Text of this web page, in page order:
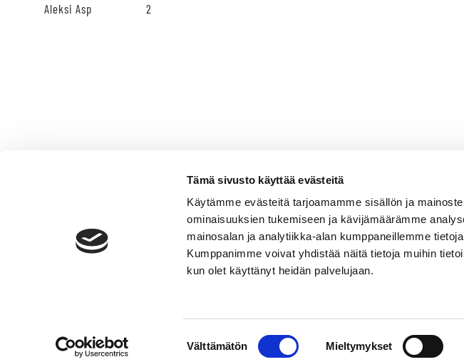
Tämä sivusto käyttää evästeitä
Käytämme evästeitä tarjoamamme sisällön ja
ominaisuuksien tukemiseen ja kävijämäärämme
mainosalan ja analytiikka-alan kumppaneillemme
Kumppanimme voivat yhdistää näitä tietoja muihin
kun olet käyttänyt heidän palvelujaan.
Välttämätön Mieltymykset
Aleksi Asp
2
VERMO AREENA
Talinhuipuntie 13, Helsinki
VERMON RAVIRATA